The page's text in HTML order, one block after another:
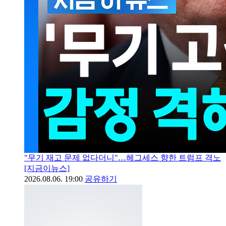
"무기 재고 문제 없다더니"…헤그세스 향한 트럼프 격노
[지금이뉴스]
2026.08.06. 19:00 공유하기